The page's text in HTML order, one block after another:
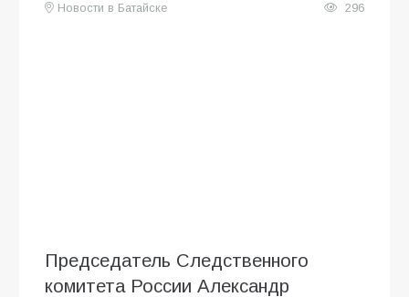
Новости в Батайске
296
Председатель Следственного
комитета России Александр